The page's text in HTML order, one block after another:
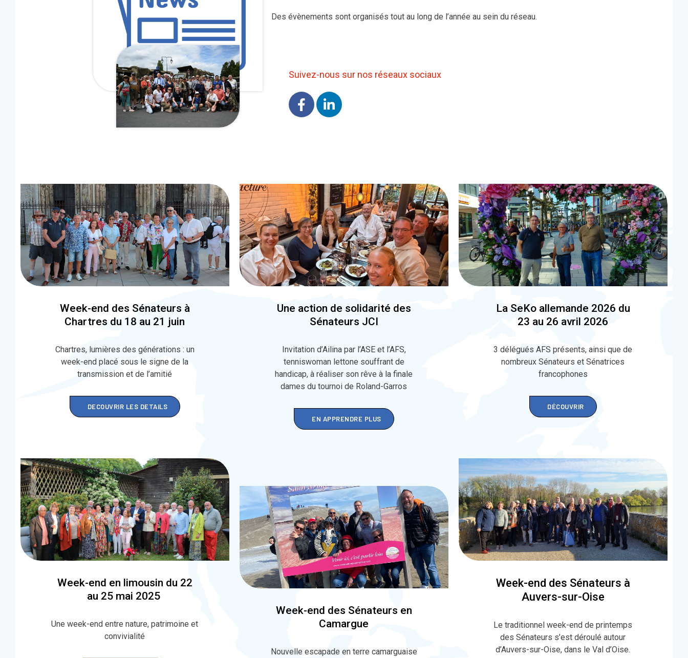
Des évènements sont organisés tout au long de l’année au sein du réseau.
Suivez-nous sur nos réseaux sociaux
Week-end des Sénateurs à
Chartres du 18 au 21 juin
Chartres, lumières des générations : un
week-end placé sous le signe de la
transmission et de l’amitié
DECOUVRIR LES DETAILS
Week-end en limousin du 22
au 25 mai 2025
Une week-end entre nature, patrimoine et
convivialité
Une action de solidarité des
Sénateurs JCI
Invitation d’Ailina par l’ASE et l’AFS,
tenniswoman lettone souffrant de
handicap, à réaliser son rêve à la finale
dames du tournoi de Roland-Garros
EN APPRENDRE PLUS
Week-end des Sénateurs en
Camargue
Nouvelle escapade en terre camarguaise
La SeKo allemande 2026 du
23 au 26 avril 2026
3 délégués AFS présents, ainsi que de
nombreux Sénateurs et Sénatrices
francophones
DÉCOUVRIR
Week-end des Sénateurs à
Auvers-sur-Oise
Le traditionnel week-end de printemps
des Sénateurs s’est déroulé autour
d’Auvers-sur-Oise, dans le Val d’Oise.